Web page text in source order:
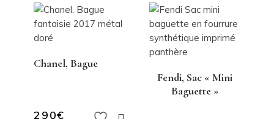
Chanel, Bague
290€
Fendi, Sac « Mini
Baguette »